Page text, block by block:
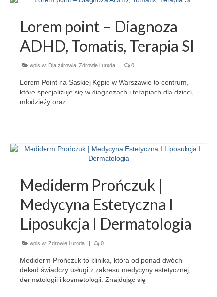
Lorem point – Diagnoza
ADHD, Tomatis, Terapia SI
wpis w: Dla zdrowia Zdrowie i uroda 0
Lorem Point na Saskiej Kępie w Warszawie to centrum,
które specjalizuje się w diagnozach i terapiach dla dzieci,
młodzieży oraz
Mediderm Prończuk |
Medycyna Estetyczna I
Liposukcja I Dermatologia
wpis w: Zdrowie i uroda 0
Mediderm Prończuk to klinika, która od ponad dwóch
dekad świadczy usługi z zakresu medycyny estetycznej,
dermatologii i kosmetologii. Znajdując się